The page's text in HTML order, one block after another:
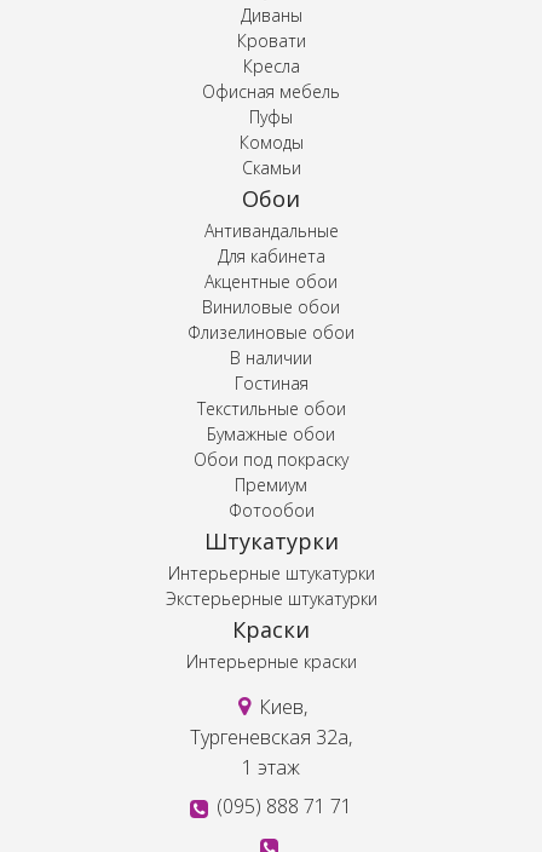
Диваны
Кровати
Кресла
Офисная мебель
Пуфы
Комоды
Скамьи
Обои
Антивандальные
Для кабинета
Акцентные обои
Виниловые обои
Флизелиновые обои
В наличии
Гостиная
Текстильные обои
Бумажные обои
Обои под покраску
Премиум
Фотообои
Штукатурки
Интерьерные штукатурки
Экстерьерные штукатурки
Краски
Интерьерные краски
Киев,
Тургеневская 32а,
1 этаж
(095) 888 71 71